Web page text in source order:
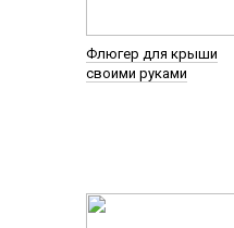
Флюгер для крыши
своими руками